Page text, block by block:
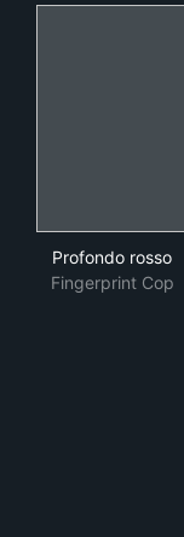
Profondo rosso
Fingerprint Cop